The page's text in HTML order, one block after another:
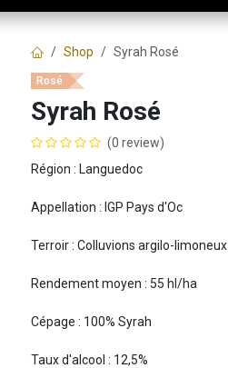
Shop Syrah Rosé
Rosé
Syrah Rosé
(0 review)
Région : Languedoc
Appellation : IGP Pays d'Oc
Terroir : Colluvions argilo-limoneux
Rendement moyen : 55 hl/ha
Cépage : 100% Syrah
Taux d'alcool : 12,5%